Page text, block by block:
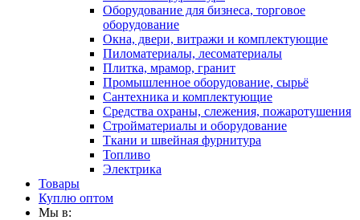
Оборудование для бизнеса, торговое
оборудование
Окна, двери, витражи и комплектующие
Пиломатериалы, лесоматериалы
Плитка, мрамор, гранит
Промышленное оборудование, сырьё
Сантехника и комплектующие
Средства охраны, слежения, пожаротушения
Стройматериалы и оборудование
Ткани и швейная фурнитура
Топливо
Электрика
Товары
Куплю оптом
Мы в: